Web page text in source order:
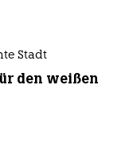
Stadt
den weißen